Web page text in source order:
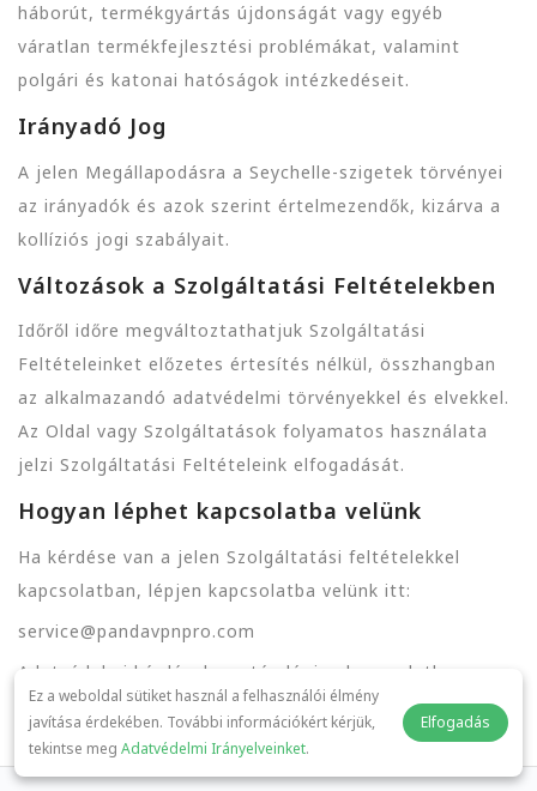
háborút, termékgyártás újdonságát vagy egyéb
váratlan termékfejlesztési problémákat, valamint
polgári és katonai hatóságok intézkedéseit.
Irányadó Jog
A jelen Megállapodásra a Seychelle-szigetek törvényei
az irányadók és azok szerint értelmezendők, kizárva a
kollíziós jogi szabályait.
Változások a Szolgáltatási Feltételekben
Időről időre megváltoztathatjuk Szolgáltatási
Feltételeinket előzetes értesítés nélkül, összhangban
az alkalmazandó adatvédelmi törvényekkel és elvekkel.
Az Oldal vagy Szolgáltatások folyamatos használata
jelzi Szolgáltatási Feltételeink elfogadását.
Hogyan léphet kapcsolatba velünk
Ha kérdése van a jelen Szolgáltatási feltételekkel
kapcsolatban, lépjen kapcsolatba velünk itt:
service@pandavpnpro.com
Adatvédelmi kérdések esetén lépjen kapcsolatba:
privacy@pandavpnpro.com
Ez a weboldal sütiket használ a felhasználói élmény
javítása érdekében. További információkért kérjük,
tekintse meg Adatvédelmi Irányelveinket.
Elfogadás